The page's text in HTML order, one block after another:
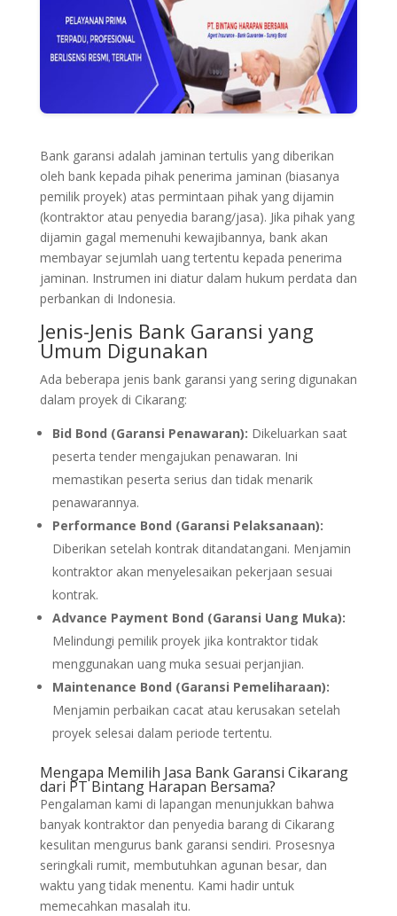
Bank garansi adalah jaminan tertulis yang diberikan
oleh bank kepada pihak penerima jaminan (biasanya
pemilik proyek) atas permintaan pihak yang dijamin
(kontraktor atau penyedia barang/jasa). Jika pihak yang
dijamin gagal memenuhi kewajibannya, bank akan
membayar sejumlah uang tertentu kepada penerima
jaminan. Instrumen ini diatur dalam hukum perdata dan
perbankan di Indonesia.
Jenis-Jenis Bank Garansi yang
Umum Digunakan
Ada beberapa jenis bank garansi yang sering digunakan
dalam proyek di Cikarang:
Bid Bond (Garansi Penawaran): Dikeluarkan saat
peserta tender mengajukan penawaran. Ini
memastikan peserta serius dan tidak menarik
penawarannya.
Performance Bond (Garansi Pelaksanaan):
Diberikan setelah kontrak ditandatangani. Menjamin
kontraktor akan menyelesaikan pekerjaan sesuai
kontrak.
Advance Payment Bond (Garansi Uang Muka):
Melindungi pemilik proyek jika kontraktor tidak
menggunakan uang muka sesuai perjanjian.
Maintenance Bond (Garansi Pemeliharaan):
Menjamin perbaikan cacat atau kerusakan setelah
proyek selesai dalam periode tertentu.
Mengapa Memilih Jasa Bank Garansi Cikarang
dari PT Bintang Harapan Bersama?
Pengalaman kami di lapangan menunjukkan bahwa
banyak kontraktor dan penyedia barang di Cikarang
kesulitan mengurus bank garansi sendiri. Prosesnya
seringkali rumit, membutuhkan agunan besar, dan
waktu yang tidak menentu. Kami hadir untuk
memecahkan masalah itu.